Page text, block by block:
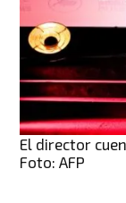
El director
Foto: AFP